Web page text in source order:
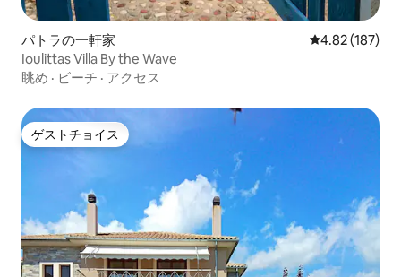
パトラの一軒家 レビュー187
4.82 (187)
Ioulittas Villa By the Wave
眺め · ビーチ · アクセス
ゲストチョイス
ゲストチョイス